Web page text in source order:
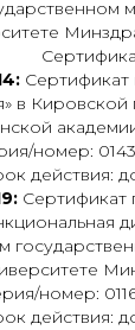
Сертификат
в Кировской
номер:
действия:
Сертификат
номер:
действия: